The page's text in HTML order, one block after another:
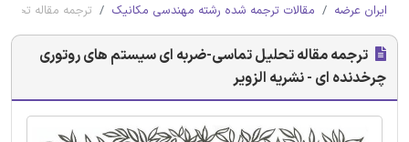
ایران عرضه مقالات ترجمه شده رشته مهندسی مکانیک ترجمه مقاله
ترجمه مقاله تحلیل تماسی-ضربه ای سیستم های روتوری
چرخدنده ای - نشریه الزویر